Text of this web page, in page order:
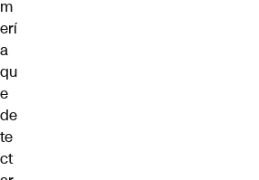
m
erí
a
qu
e
de
te
ct